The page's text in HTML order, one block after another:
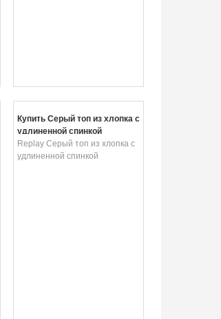
Купить Серый топ из хлопка с
удлиненной спинкой
Replay Серый топ из хлопка с
удлиненной спинкой